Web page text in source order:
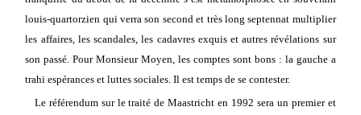
louis-quartorzien qui verra son second et très long septennat multiplier
les affaires, les scandales, les cadavres exquis et autres révélations sur
son passé. Pour Monsieur Moyen, les comptes sont bons : la gauche a
trahi espérances et luttes sociales. Il est temps de se contester.
Le référendum sur le traité de Maastricht en 1992 sera un premier et